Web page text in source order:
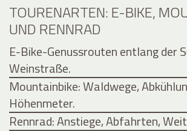
TOURENARTEN: E-BIKE,
UND RENNRAD
E-Bike-Genussrouten entlang der
Weinstraße.
Mountainbike: Waldwege,
Höhenmeter.
Rennrad: Anstiege, Abfahrten,